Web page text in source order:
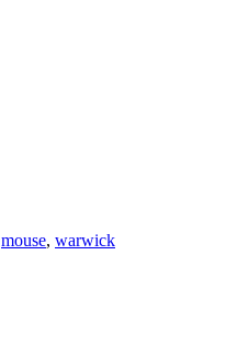
mouse, warwick